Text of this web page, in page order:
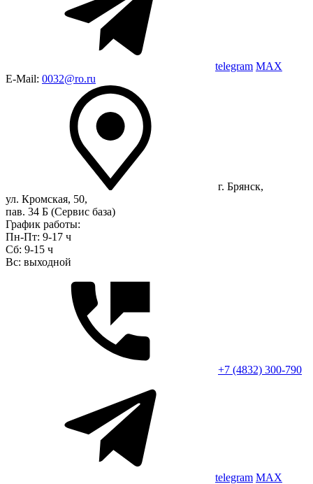
telegram MAX
E-Mail: 0032@ro.ru
г. Брянск,
ул. Кромская, 50,
пав. 34 Б (Сервис база)
График работы:
Пн-Пт: 9-17 ч
Сб: 9-15 ч
Вс: выходной
+7 (4832) 300-790
telegram MAX